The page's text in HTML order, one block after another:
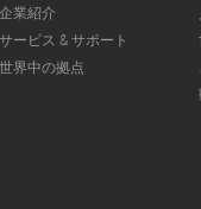
企業紹介
サービス & サポート
世界中の拠点